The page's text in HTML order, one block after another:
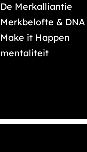
De Merkalliantie
Merkbelofte & DNA
Make it Happen
mentaliteit